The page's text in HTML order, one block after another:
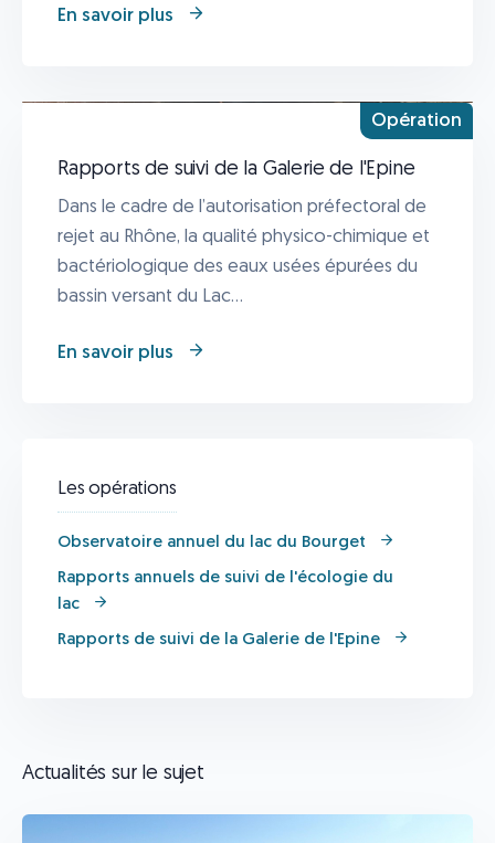
En savoir plus
Opération
Rapports de suivi de la Galerie de l'Epine
Dans le cadre de l’autorisation préfectoral de
rejet au Rhône, la qualité physico-chimique et
bactériologique des eaux usées épurées du
bassin versant du Lac...
En savoir plus
Les opérations
Observatoire annuel du lac du Bourget
Rapports annuels de suivi de l'écologie du
lac
Rapports de suivi de la Galerie de l'Epine
Actualités sur le sujet